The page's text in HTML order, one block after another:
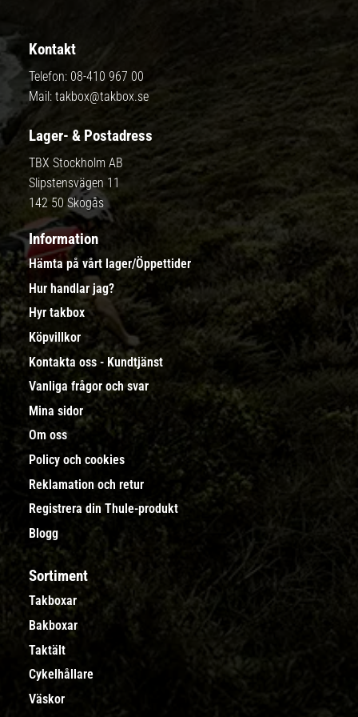
Kontakt
Telefon: 08-410 967 00
Mail: takbox@takbox.se
Lager- & Postadress
TBX Stockholm AB
Slipstensvägen 11
142 50 Skogås
Information
Hämta på vårt lager/Öppettider
Hur handlar jag?
Hyr takbox
Köpvillkor
Kontakta oss - Kundtjänst
Vanliga frågor och svar
Mina sidor
Om oss
Policy och cookies
Reklamation och retur
Registrera din Thule-produkt
Blogg
Sortiment
Takboxar
Bakboxar
Taktält
Cykelhållare
Väskor